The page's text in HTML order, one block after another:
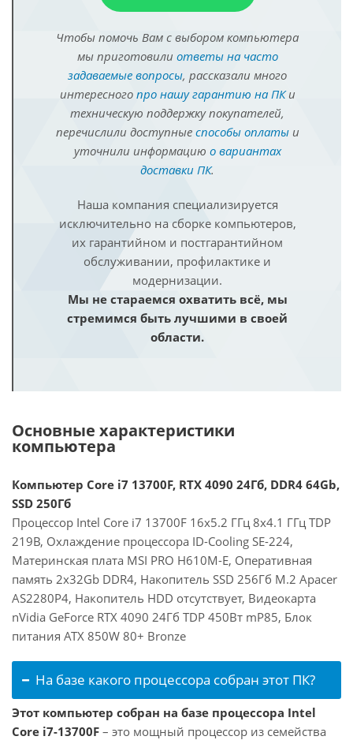
Чтобы помочь Вам с выбором компьютера
мы приготовили ответы на часто
задаваемые вопросы, рассказали много
интересного про нашу гарантию на ПКи
техническую поддержку покупателей,
перечислили доступные способы оплатыи
уточнили информацию о вариантах
доставки ПК.
Наша компания специализируется
исключительно на сборке компьютеров,
их гарантийном и постгарантийном
обслуживании, профилактике и
модернизации.
Мы не стараемся охватить всё, мы
стремимся быть лучшими в своей
области.
Основные характеристики
компьютера
Компьютер Core i7 13700F, RTX 4090 24Гб, DDR4 64Gb,
SSD 250Гб
Процессор Intel Core i7 13700F 16x5.2 ГГц 8x4.1 ГГц TDP
219В, Охлаждение процессора ID-Cooling SE-224,
Материнская плата MSI PRO H610M-E, Оперативная
память 2x32Gb DDR4, Накопитель SSD 256Гб M.2 Apacer
AS2280P4, Накопитель HDD отсутствует, Видеокарта
nVidia GeForce RTX 4090 24Гб TDP 450Вт mP85, Блок
питания ATX 850W 80+ Bronze
На базе какого процессора собран этот ПК?
Этот компьютер собран на базе процессора Intel
Core i7-13700F – это мощный процессор из семейства